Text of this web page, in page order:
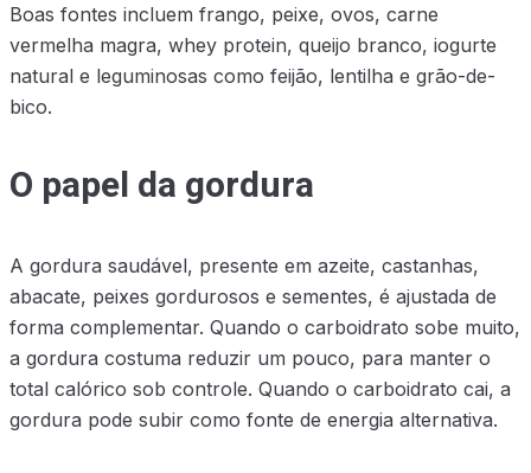
Boas fontes incluem frango, peixe, ovos, carne
vermelha magra, whey protein, queijo branco, iogurte
natural e leguminosas como feijão, lentilha e grão-de-
bico.
O papel da gordura
A gordura saudável, presente em azeite, castanhas,
abacate, peixes gordurosos e sementes, é ajustada de
forma complementar. Quando o carboidrato sobe muito,
a gordura costuma reduzir um pouco, para manter o
total calórico sob controle. Quando o carboidrato cai, a
gordura pode subir como fonte de energia alternativa.